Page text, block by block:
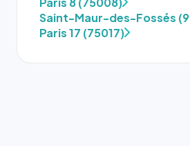
Saint-Maur-des-Fossés
Paris 17 (75017)